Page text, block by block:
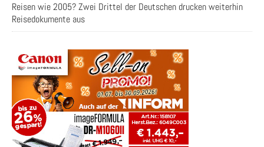
Reisen wie 2005? Zwei Drittel der Deutschen drucken weiterhin
Reisedokumente aus